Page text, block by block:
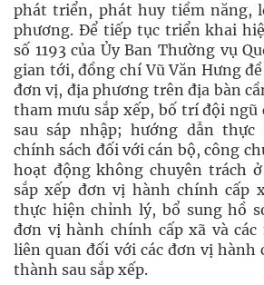
phát triển, phát huy tiềm năng,
phương. Để tiếp tục triển khai
số 1193 của Ủy Ban Thường vụ
gian tới, đồng chí Vũ Văn Hưng
đơn vị, địa phương trên địa bàn
tham mưu sắp xếp, bố trí đội ngũ
sau sáp nhập; hướng dẫn thực
chính sách đối với cán bộ, công
hoạt động không chuyên trách
sắp xếp đơn vị hành chính cấp
thực hiện chỉnh lý, bổ sung hồ
đơn vị hành chính cấp xã và các
liên quan đối với các đơn vị hành
thành sau sắp xếp.